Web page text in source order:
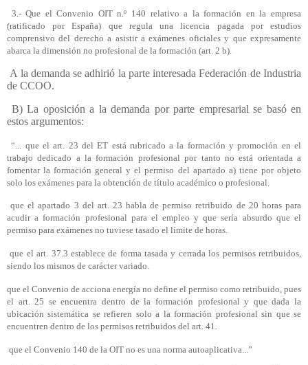
3.- Que el Convenio OIT n.º 140 relativo a la formación en la empresa
(ratificado por España) que regula una licencia pagada por estudios
comprensivo del derecho a asistir a exámenes oficiales y que expresamente
abarca la dimensión no profesional de la formación (art. 2 b).
A la demanda se adhirió la parte interesada Federación de Industria
de CCOO.
B) La oposición a la demanda por parte empresarial se basó en
estos argumentos:
“... que el art. 23 del ET está rubricado a la formación y promoción en el
trabajo dedicado a la formación profesional por tanto no está orientada a
fomentar la formación general y el permiso del apartado a) tiene por objeto
solo los exámenes para la obtención de título académico o profesional.
que el apartado 3 del art. 23 habla de permiso retribuido de 20 horas para
acudir a formación profesional para el empleo y que sería absurdo que el
permiso para exámenes no tuviese tasado el límite de horas.
que el art. 37.3 establece de forma tasada y cerrada los permisos retribuidos,
siendo los mismos de carácter variado.
que el Convenio de acciona energía no define el permiso como retribuido, pues
el art. 25 se encuentra dentro de la formación profesional y que dada la
ubicación sistemática se refieren solo a la formación profesional sin que se
encuentren dentro de los permisos retribuidos del art. 41.
que el Convenio 140 de la OIT no es una norma autoaplicativa...”